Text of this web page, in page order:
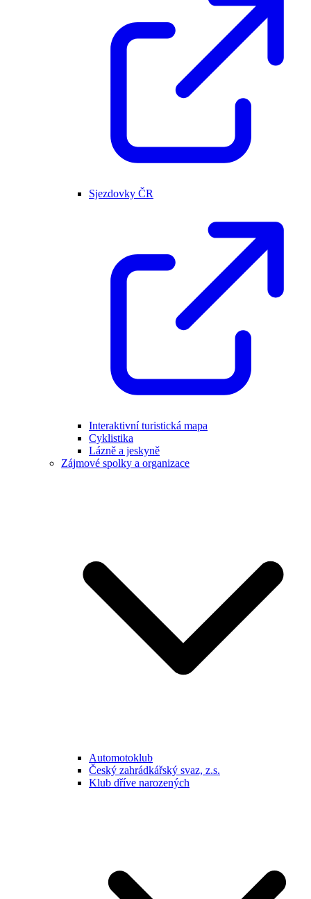
Sjezdovky ČR
Interaktivní turistická mapa
Cyklistika
Lázně a jeskyně
Zájmové spolky a organizace
Automotoklub
Český zahrádkářský svaz, z.s.
Klub dříve narozených